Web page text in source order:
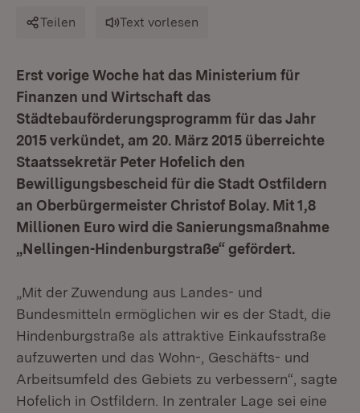
Teilen Text vorlesen
Erst vorige Woche hat das Ministerium für
Finanzen und Wirtschaft das
Städtebauförderungsprogramm für das Jahr
2015 verkündet, am 20. März 2015 überreichte
Staatssekretär Peter Hofelich den
Bewilligungsbescheid für die Stadt Ostfildern
an Oberbürgermeister Christof Bolay. Mit 1,8
Millionen Euro wird die Sanierungsmaßnahme
„Nellingen-Hindenburgstraße“ gefördert.
„Mit der Zuwendung aus Landes- und
Bundesmitteln ermöglichen wir es der Stadt, die
Hindenburgstraße als attraktive Einkaufsstraße
aufzuwerten und das Wohn-, Geschäfts- und
Arbeitsumfeld des Gebiets zu verbessern“, sagte
Hofelich in Ostfildern. In zentraler Lage sei eine